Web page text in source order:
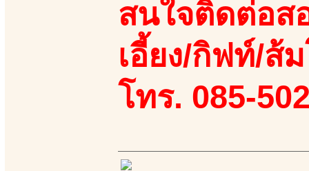
สนใจติดต่อส
เอี้ยง/กิฟท์/ส้
โทร. 085-